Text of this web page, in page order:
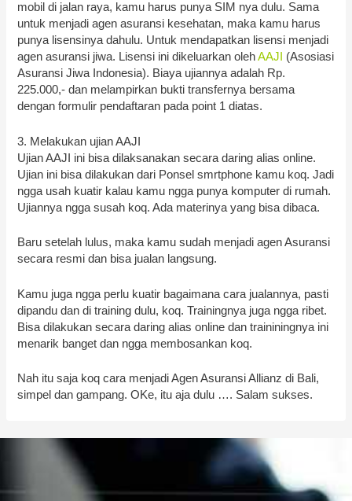
mobil di jalan raya, kamu harus punya SIM nya dulu. Sama
untuk menjadi agen asuransi kesehatan, maka kamu harus
punya lisensinya dahulu. Untuk mendapatkan lisensi menjadi
agen asuransi jiwa. Lisensi ini dikeluarkan olehAAJI
(Asosiasi
Asuransi Jiwa Indonesia). Biaya ujiannya adalah Rp.
225.000,- dan melampirkan bukti transfernya bersama
dengan formulir pendaftaran pada point 1 diatas.
3. Melakukan ujian AAJI
Ujian AAJI ini bisa dilaksanakan secara daring alias online.
Ujian ini bisa dilakukan dari Ponsel smrtphone kamu koq. Jadi
ngga usah kuatir kalau kamu ngga punya komputer di rumah.
Ujiannya ngga susah koq. Ada materinya yang bisa dibaca.
Baru setelah lulus, maka kamu sudah menjadi agen Asuransi
secara resmi dan bisa jualan langsung.
Kamu juga ngga perlu kuatir bagaimana cara jualannya, pasti
dipandu dan di training dulu, koq. Trainingnya juga ngga ribet.
Bisa dilakukan secara daring alias online dan traininingnya ini
menarik banget dan ngga membosankan koq.
Nah itu saja koq cara menjadi Agen Asuransi Allianz di Bali,
simpel dan gampang. OKe, itu aja dulu …. Salam sukses.